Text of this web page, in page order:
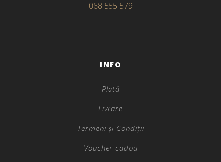
068 555 579
INFO
Plată
Livrare
Termeni și Condiții
Voucher cadou